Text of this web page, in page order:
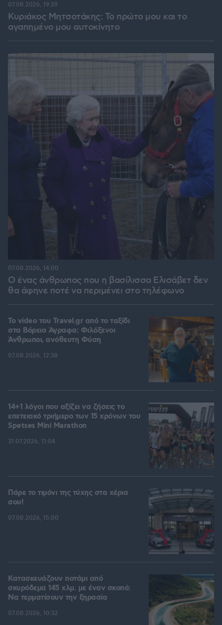
Κυριάκος Μητσοτάκης: Το πρώτο μου και το
αγαπημένο μου αυτοκίνητο
07.08.2026, 19:39
Ο ένας άνθρωπος που η βασίλισσα Ελισάβετ δεν
θα άφηνε ποτέ να περιμένει στο τηλέφωνο
07.08.2026, 14:00
To video του Travel.gr από το ταξίδι
στα Βόρεια Άγραφα: Φιλόξενοι
Άνθρωποι, ανόθευτη Φύση
07.08.2026, 12:38
14+1 λόγοι που αξίζει να ζήσεις το
επετειακό τριήμερο των 15 χρόνων του
Spetses Mini Marathon
31.07.2026, 11:04
Πάρε το τιμόνι της τύχης στα χέρια
σου!
07.08.2026, 15:00
Κατασκευάζουν ποτάμι από
σκυρόδεμα 145 χλμ. με έναν σκοπό:
Να τερματίσουν την ξηρασία
07.08.2026, 10:32